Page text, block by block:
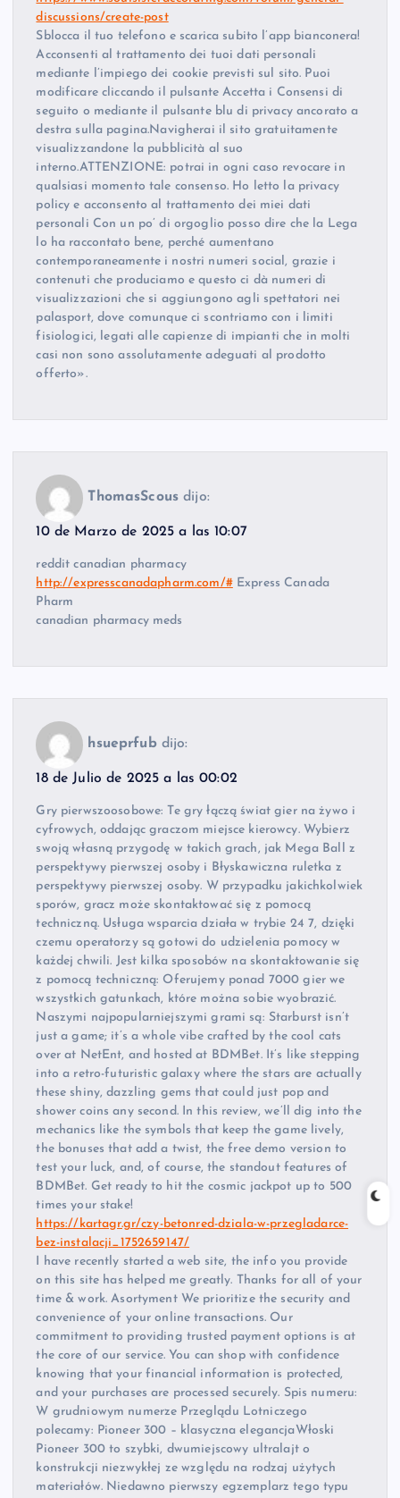
discussions/create-post
Sblocca il tuo telefono e scarica subito l’app bianconera!
Acconsenti al trattamento dei tuoi dati personali
mediante l’impiego dei cookie previsti sul sito. Puoi
modificare cliccando il pulsante Accetta i Consensi di
seguito o mediante il pulsante blu di privacy ancorato a
destra sulla pagina.Navigherai il sito gratuitamente
visualizzandone la pubblicità al suo
interno.ATTENZIONE: potrai in ogni caso revocare in
qualsiasi momento tale consenso. Ho letto la privacy
policy e acconsento al trattamento dei miei dati
personali Con un po’ di orgoglio posso dire che la Lega
lo ha raccontato bene, perché aumentano
contemporaneamente i nostri numeri social, grazie i
contenuti che produciamo e questo ci dà numeri di
visualizzazioni che si aggiungono agli spettatori nei
palasport, dove comunque ci scontriamo con i limiti
fisiologici, legati alle capienze di impianti che in molti
casi non sono assolutamente adeguati al prodotto
offerto».
ThomasScous dijo:
10 de Marzo de 2025 a las 10:07
reddit canadian pharmacy
http://expresscanadapharm.com/#Express Canada
Pharm
canadian pharmacy meds
hsueprfub dijo:
18 de Julio de 2025 a las 00:02
Gry pierwszoosobowe: Te gry łączą świat gier na żywo i
cyfrowych, oddając graczom miejsce kierowcy. Wybierz
swoją własną przygodę w takich grach, jak Mega Ball z
perspektywy pierwszej osoby i Błyskawiczna ruletka z
perspektywy pierwszej osoby. W przypadku jakichkolwiek
sporów, gracz może skontaktować się z pomocą
techniczną. Usługa wsparcia działa w trybie 24 7, dzięki
czemu operatorzy są gotowi do udzielenia pomocy w
każdej chwili. Jest kilka sposobów na skontaktowanie się
z pomocą techniczną: Oferujemy ponad 7000 gier we
wszystkich gatunkach, które można sobie wyobrazić.
Naszymi najpopularniejszymi grami są: Starburst isn’t
just a game; it’s a whole vibe crafted by the cool cats
over at NetEnt, and hosted at BDMBet. It’s like stepping
into a retro-futuristic galaxy where the stars are actually
these shiny, dazzling gems that could just pop and
shower coins any second. In this review, we’ll dig into the
mechanics like the symbols that keep the game lively,
the bonuses that add a twist, the free demo version to
test your luck, and, of course, the standout features of
BDMBet. Get ready to hit the cosmic jackpot up to 500
times your stake!
https://kartagr.gr/czy-betonred-dziala-w-przegladarce-
bez-instalacji_1752659147/
I have recently started a web site, the info you provide
on this site has helped me greatly. Thanks for all of your
time & work. Asortyment We prioritize the security and
convenience of your online transactions. Our
commitment to providing trusted payment options is at
the core of our service. You can shop with confidence
knowing that your financial information is protected,
and your purchases are processed securely. Spis numeru:
W grudniowym numerze Przeglądu Lotniczego
polecamy: Pioneer 300 – klasyczna elegancjaWłoski
Pioneer 300 to szybki, dwumiejscowy ultralajt o
konstrukcji niezwykłej ze względu na rodzaj użytych
materiałów. Niedawno pierwszy egzemplarz tego typu